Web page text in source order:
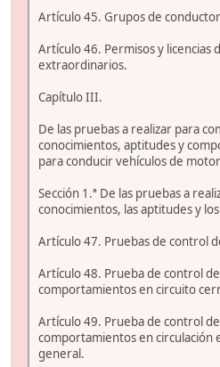
Artículo 45. Grupos de
Artículo 46. Permisos y licencias
extraordinarios.
Capítulo III.
De las pruebas a realizar para
conocimientos, aptitudes y
para conducir vehículos de
Sección 1.ª De las pruebas a
conocimientos, las aptitudes y
Artículo 47. Pruebas de control
Artículo 48. Prueba de control
comportamientos en circuito
Artículo 49. Prueba de control
comportamientos en circulación
general.